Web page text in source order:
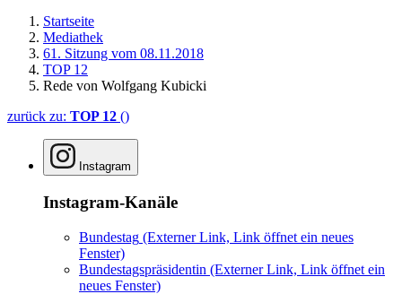
Startseite
Mediathek
61. Sitzung vom 08.11.2018
TOP 12
Rede von Wolfgang Kubicki
zurück zu: TOP 12 ()
Instagram
Instagram-Kanäle
Bundestag (Externer Link, Link öffnet ein neues
Fenster)
Bundestagspräsidentin (Externer Link, Link öffnet ein
neues Fenster)